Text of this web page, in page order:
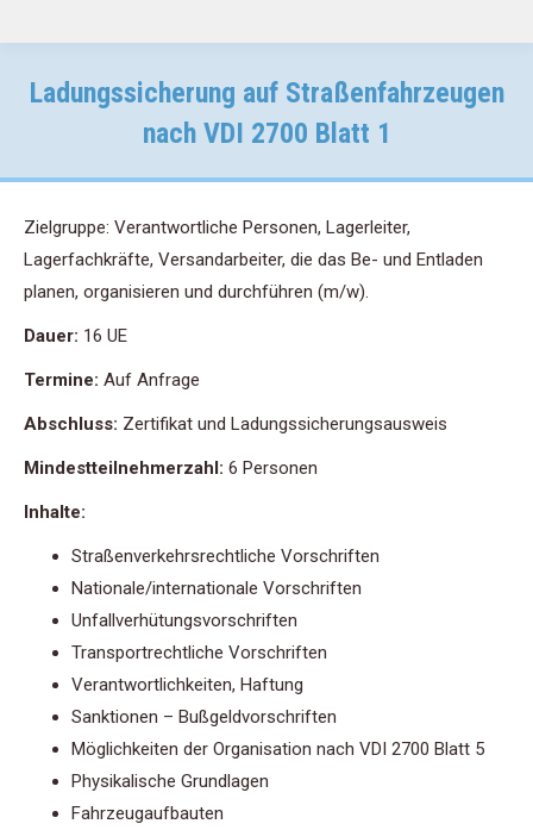
Ladungssicherung auf Straßenfahrzeugen
nach VDI 2700 Blatt 1
Zielgruppe: Verantwortliche Personen, Lagerleiter,
Lagerfachkräfte, Versandarbeiter, die das Be- und Entladen
planen, organisieren und durchführen (m/w).
Dauer: 16 UE
Termine: Auf Anfrage
Abschluss: Zertifikat und Ladungssicherungsausweis
Mindestteilnehmerzahl: 6 Personen
Inhalte:
Straßenverkehrsrechtliche Vorschriften
Nationale/internationale Vorschriften
Unfallverhütungsvorschriften
Transportrechtliche Vorschriften
Verantwortlichkeiten, Haftung
Sanktionen – Bußgeldvorschriften
Möglichkeiten der Organisation nach VDI 2700 Blatt 5
Physikalische Grundlagen
Fahrzeugaufbauten